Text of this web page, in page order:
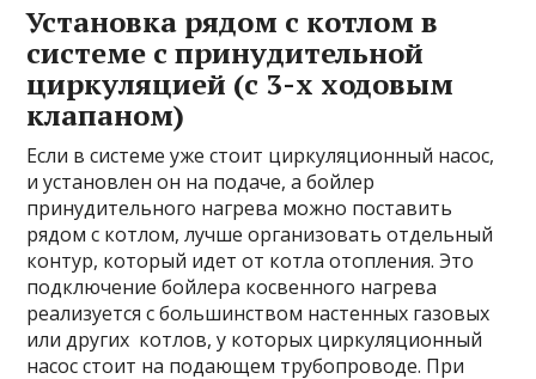
Установка рядом с котлом в
системе с принудительной
циркуляцией (с 3-х ходовым
клапаном)
Если в системе уже стоит циркуляционный насос,
и установлен он на подаче, а бойлер
принудительного нагрева можно поставить
рядом с котлом, лучше организовать отдельный
контур, который идет от котла отопления. Это
подключение бойлера косвенного нагрева
реализуется с большинством настенных газовых
или других котлов, у которых циркуляционный
насос стоит на подающем трубопроводе. При